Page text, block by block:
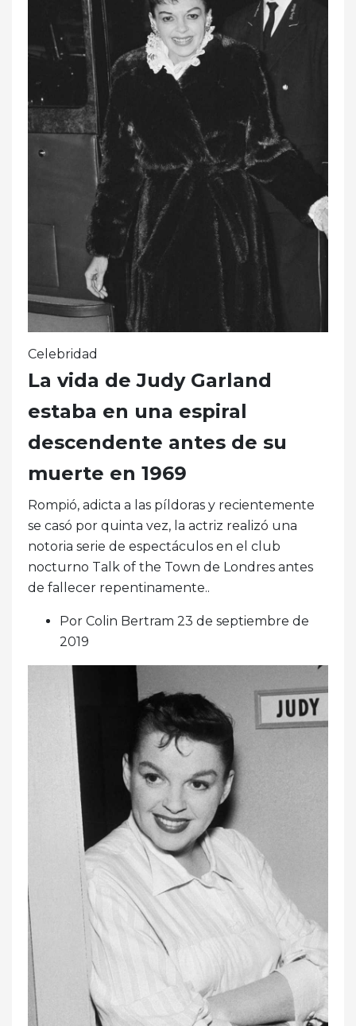
Celebridad
La vida de Judy Garland
estaba en una espiral
descendente antes de su
muerte en 1969
Rompió, adicta a las píldoras y recientemente
se casó por quinta vez, la actriz realizó una
notoria serie de espectáculos en el club
nocturno Talk of the Town de Londres antes
de fallecer repentinamente..
Por Colin Bertram 23 de septiembre de
2019